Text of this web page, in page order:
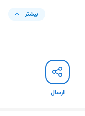
بیشتر
ارسال